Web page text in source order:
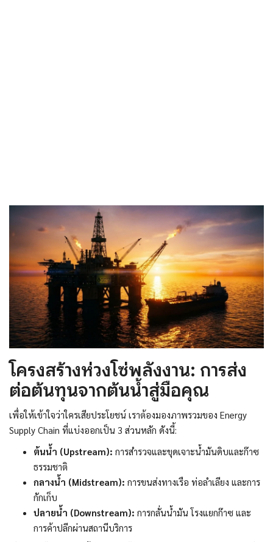
โครงสร้างห่วงโซ่พลังงาน: การส่ง
ต่อต้นทุนจากต้นน้ำสู่มือคุณ
เพื่อให้เข้าใจว่าใครเสียประโยชน์ เราต้องมองภาพรวมของ Energy
Supply Chain ที่แบ่งออกเป็น 3 ส่วนหลัก ดังนี้:
ต้นน้ำ (Upstream): การสำรวจและขุดเจาะน้ำมันดิบและก๊าซ
ธรรมชาติ
กลางน้ำ (Midstream): การขนส่งทางเรือ ท่อลำเลียง และการ
กักเก็บ
ปลายน้ำ (Downstream): การกลั่นน้ำมัน โรงแยกก๊าซ และ
การค้าปลีกผ่านสถานีบริการ